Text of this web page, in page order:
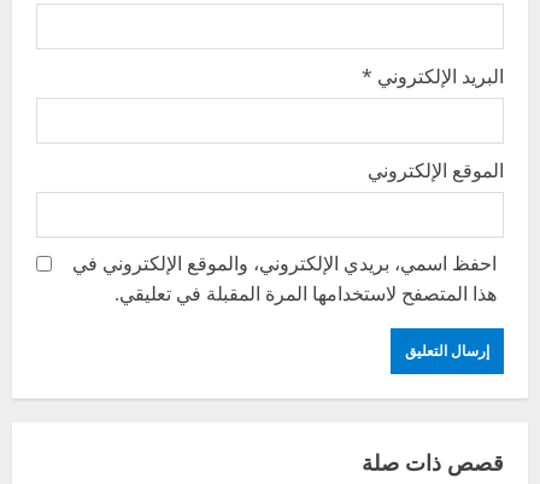
البريد الإلكتروني *
الموقع الإلكتروني
احفظ اسمي، بريدي الإلكتروني، والموقع الإلكتروني في
هذا المتصفح لاستخدامها المرة المقبلة في تعليقي.
قصص ذات صلة